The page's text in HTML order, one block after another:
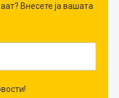
Внесете ја вашата